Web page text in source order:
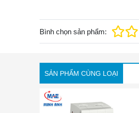
Bình chọn sản phẩm:
SẢN PHẨM CÙNG LOẠI